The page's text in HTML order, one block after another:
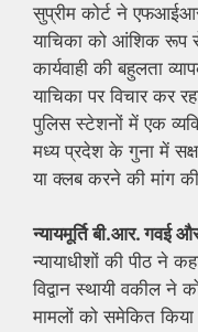
सुप्रीम कोर्ट ने
याचिका को आंशिक रूप
कार्यवाही की बहुलता
याचिका पर विचार कर
पुलिस स्टेशनों में एक
मध्य प्रदेश के गुना में
या क्लब करने की मांग
न्यायमूर्ति बी.आर. गवई
न्यायाधीशों की पीठ ने
विद्वान स्थायी वकील ने
मामलों को समेकित किया